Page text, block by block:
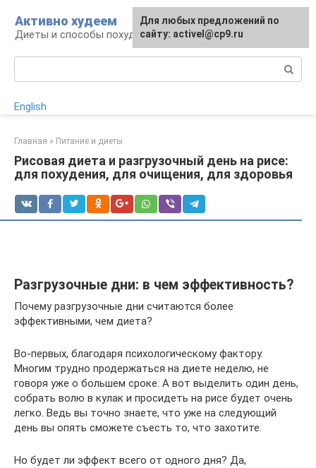
контенту
Активно худеем
Диеты и способы похудения
English
Главная » Питание и диеты
Рисовая диета и разгрузочный день на рисе:
для похудения, для очищения, для здоровья
Разгрузочные дни: в чем эффективность?
Почему разгрузочные дни считаются более
эффективными, чем диета?
Во-первых, благодаря психологическому фактору.
Многим трудно продержаться на диете неделю, не
говоря уже о большем сроке. А вот выделить один день,
собрать волю в кулак и просидеть на рисе будет очень
легко. Ведь вы точно знаете, что уже на следующий
день вы опять сможете съесть то, что захотите.
Но будет ли эффект всего от одного дня? Да,
Для любых предложений по
сайту: activel@cp9.ru